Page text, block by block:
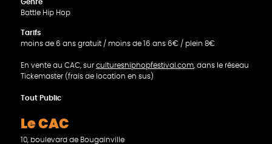
Genre
Battle Hip Hop
Tarifs
moins de 6 ans gratuit / moins de 16 ans 6€ / plein 8€
En vente au CAC, sur cultureshiphopfestival.com , dans le réseau
Tickemaster (frais de location en sus)
Tout Public
Le CAC
10, boulevard de Bougainville